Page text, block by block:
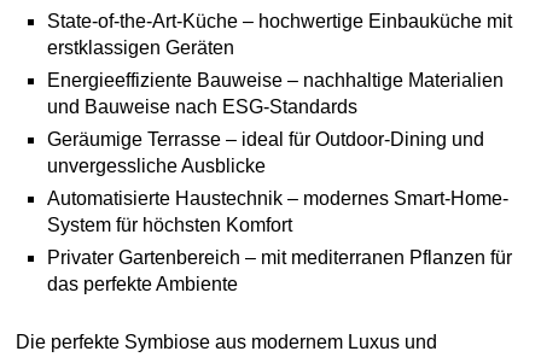
State-of-the-Art-Küche – hochwertige Einbauküche mit
erstklassigen Geräten
Energieeffiziente Bauweise – nachhaltige Materialien
und Bauweise nach ESG-Standards
Geräumige Terrasse – ideal für Outdoor-Dining und
unvergessliche Ausblicke
Automatisierte Haustechnik – modernes Smart-Home-
System für höchsten Komfort
Privater Gartenbereich – mit mediterranen Pflanzen für
das perfekte Ambiente
Die perfekte Symbiose aus modernem Luxus und